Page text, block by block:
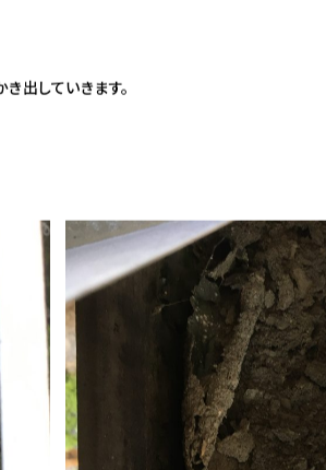
出していきます。